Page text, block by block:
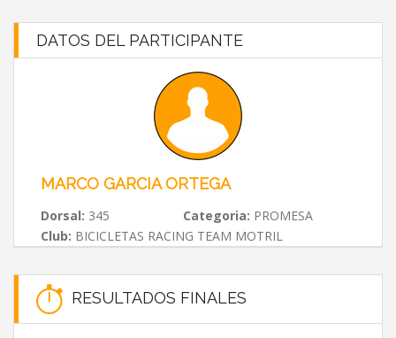
DATOS DEL PARTICIPANTE
MARCO GARCIA ORTEGA
Dorsal: 345 Categoria: PROMESA
Club: BICICLETAS RACING TEAM MOTRIL
RESULTADOS FINALES